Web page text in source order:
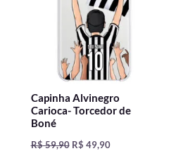
Capinha Alvinegro
Carioca- Torcedor de
Boné
R$59,90 R$ 49,90